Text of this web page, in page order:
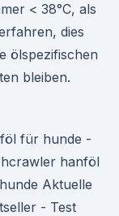
< 38°C, als
dies
ölspezifischen
bleiben.
für hunde -
hanföl
Aktuelle
- Test